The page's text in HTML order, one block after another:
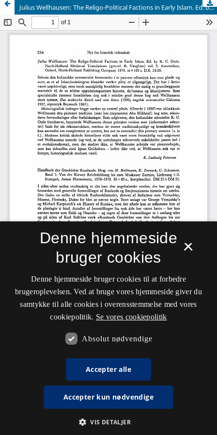
Julius Wellhausen: The Religo-Political Factions in Early Islam. Ed. by R. C. Ostle. North-Holland Medieval Translations (gen.ed. R. Vaughan) vol. 3. Amsterdam, Oxford, North-Holland Publishing Company 1978. xi + 183 s. D.fl. 24.00.
×
Denne hjemmeside
bruger cookies
Denne hjemmeside bruger cookies til at forbedre
brugeroplevelsen. Ved at bruge vores hjemmeside giver du
samtykke til alle cookies i overensstemmelse med vores
cookiepolitik. Se vores cookiepolitik
Absolut nødvendige
Accepter alle
Accepter kun nødvendige
VIS DETALJER